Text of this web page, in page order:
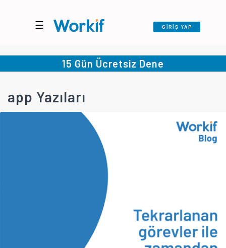
☰ GİRİŞ YAP
15 Gün Ücretsiz Dene
app Yazıları